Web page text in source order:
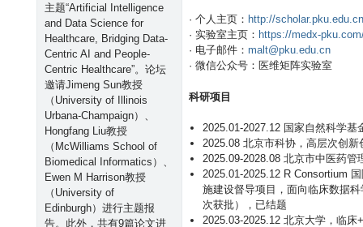
· 个人主页： http://
· 实验室主页： https://medx-
· 电子邮件： malt@pku.edu.cn
· 微信公众号：医维矩阵实验室
科研项目
2025.01-2027.12 国家自然科学基
2025.08 北京市科协，高层次创
2025.09-2028.08 北京市中医药
2025.01-2025.12 R Consortium
施建设督导项目，面向临床数据
次获批），已结题
2025.03-2025.12 北京大学，临床
主题“Artificial Intelligence
and Data Science for
Healthcare, Bridging Data-
Centric AI and People-
Centric Healthcare”。论坛
邀请Jimeng Sun教授
（University of Illinois
Urbana-Champaign）、
Hongfang Liu教授
（McWilliams School of
Biomedical Informatics）、
Ewen M Harrison教授
（University of
Edinburgh）进行主题报
告。此外，共有9篇论文进